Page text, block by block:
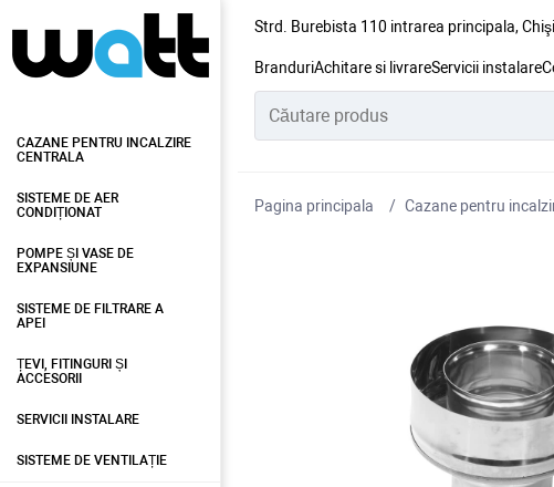
Strd. Burebista 110 intrarea principala,
BranduriAchitare si livrareServicii instalare
CAZANE PENTRU INCALZIRE
CENTRALA
SISTEME DE AER
CONDIȚIONAT
POMPE ȘI VASE DE
EXPANSIUNE
SISTEME DE FILTRARE A
APEI
ȚEVI, FITINGURI ȘI
ACCESORII
SERVICII INSTALARE
SISTEME DE VENTILAȚIE
Pagina principala Cazane pentru